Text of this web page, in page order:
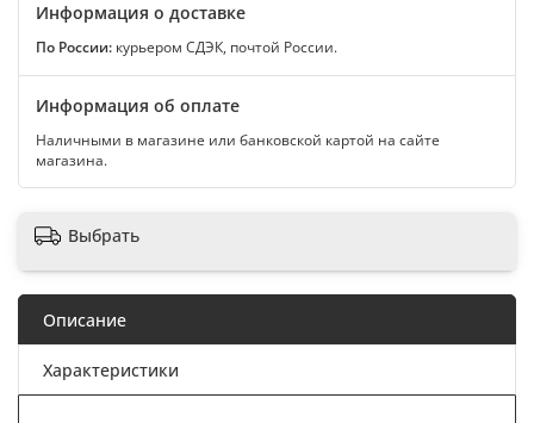
Информация о доставке
По России: курьером СДЭК, почтой России.
Информация об оплате
Наличными в магазине или банковской картой на сайте
магазина.
Выбрать
Описание
Характеристики